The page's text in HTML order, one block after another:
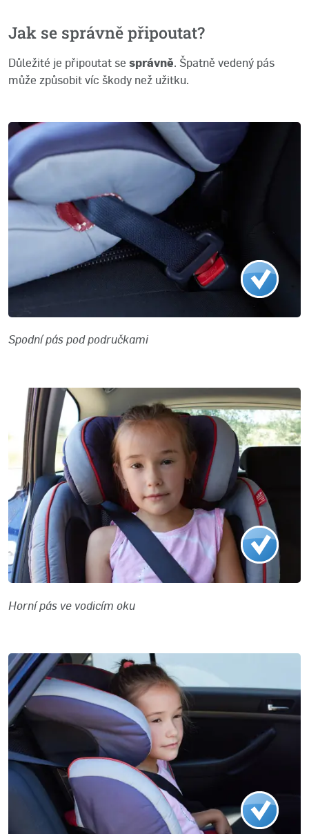
Jak se správně připoutat?
Důležité je připoutat se správně. Špatně vedený pás
může způsobit víc škody než užitku.
Spodní pás pod područkami
Horní pás ve vodicím oku